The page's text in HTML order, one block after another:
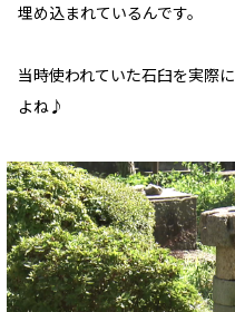
埋め込まれているんです。
当時使われていた石臼を実際
よね♪